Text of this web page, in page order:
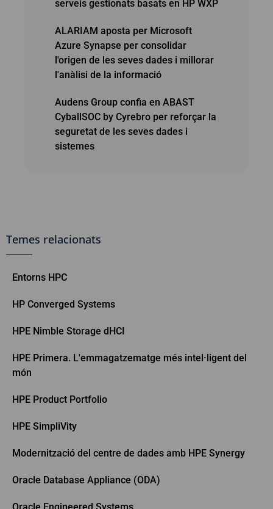
serveis gestionats basats en HP WXP
ALARIAM aposta per Microsoft
Azure Synapse per consolidar
l'origen de les seves dades i millorar
l'anàlisi de la informació
Audens Group confia en ABAST
CyballSOC by Cyrebro per reforçar la
seguretat de les seves dades i
sistemes
Temes relacionats
Entorns HPC
HP Converged Systems
HPE Nimble Storage dHCI
HPE Primera. L'emmagatzematge més intel·ligent del
món
HPE Product Portfolio
HPE SimpliVity
Modernització del centre de dades amb HPE Synergy
Oracle Database Appliance (ODA)
Oracle Engineered Systems